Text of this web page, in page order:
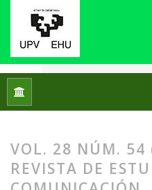
Inicio Vol. 28
VOL. 28 NÚM. 54
REVISTA DE